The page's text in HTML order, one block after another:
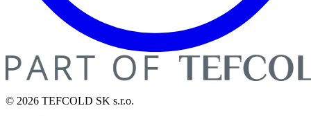
© 2026 TEFCOLD SK s.r.o.